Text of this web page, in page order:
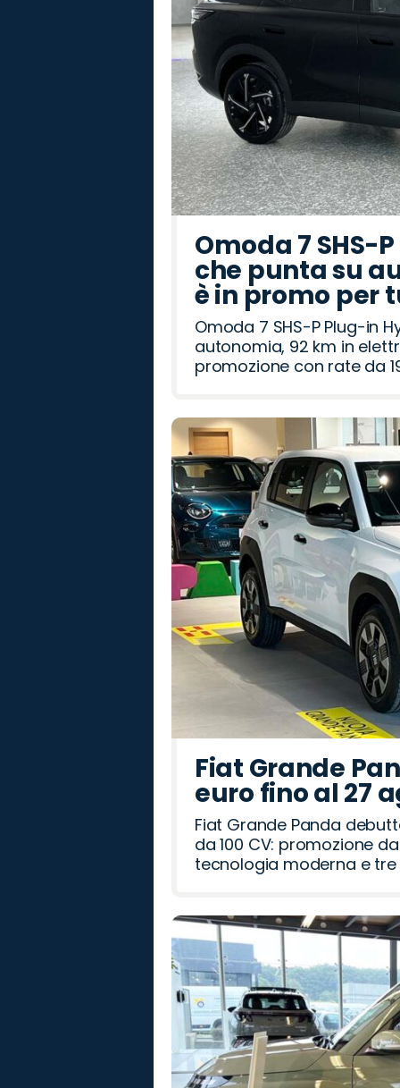
Omoda 7 SHS-
che punta su
è in promo per
Omoda 7 SHS-P Plug-in
autonomia, 92 km in
promozione con rate da
Fiat Grande
euro fino al 27
Fiat Grande Panda
da 100 CV: promozione
tecnologia moderna e